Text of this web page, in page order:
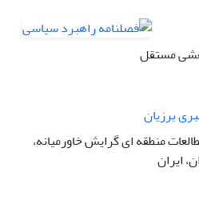
مستقل
برزیان
منطقه ای گرایش خاورمیانه،
ایران